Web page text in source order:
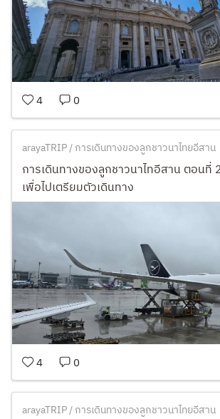
4 0
arayaTRIP / การเดินทางของลูกชาวนาไทยอีสาน
การเดินทางของลูกชาวนาไทอีสาน ตอนที่
เพื่อไปเตรียมตัวเดินทาง
4 0
arayaTRIP / การเดินทางของลูกชาวนาไทยอีสาน